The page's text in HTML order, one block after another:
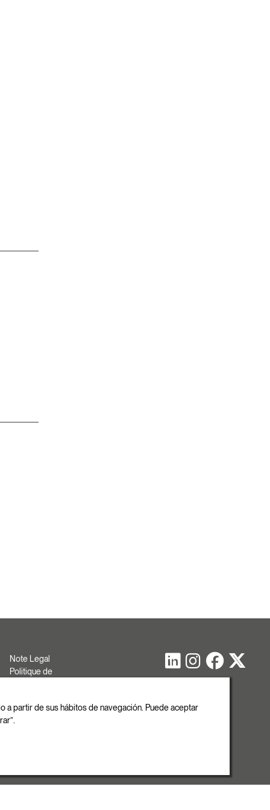
Note Legal
Politique de
confidentialité
Copyright
partir de sus hábitos de navegación. Puede aceptar